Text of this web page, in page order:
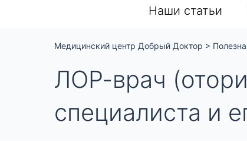
Наши статьи
Медицинский центр Добрый Доктор >
ЛОР-врач
специалиста и